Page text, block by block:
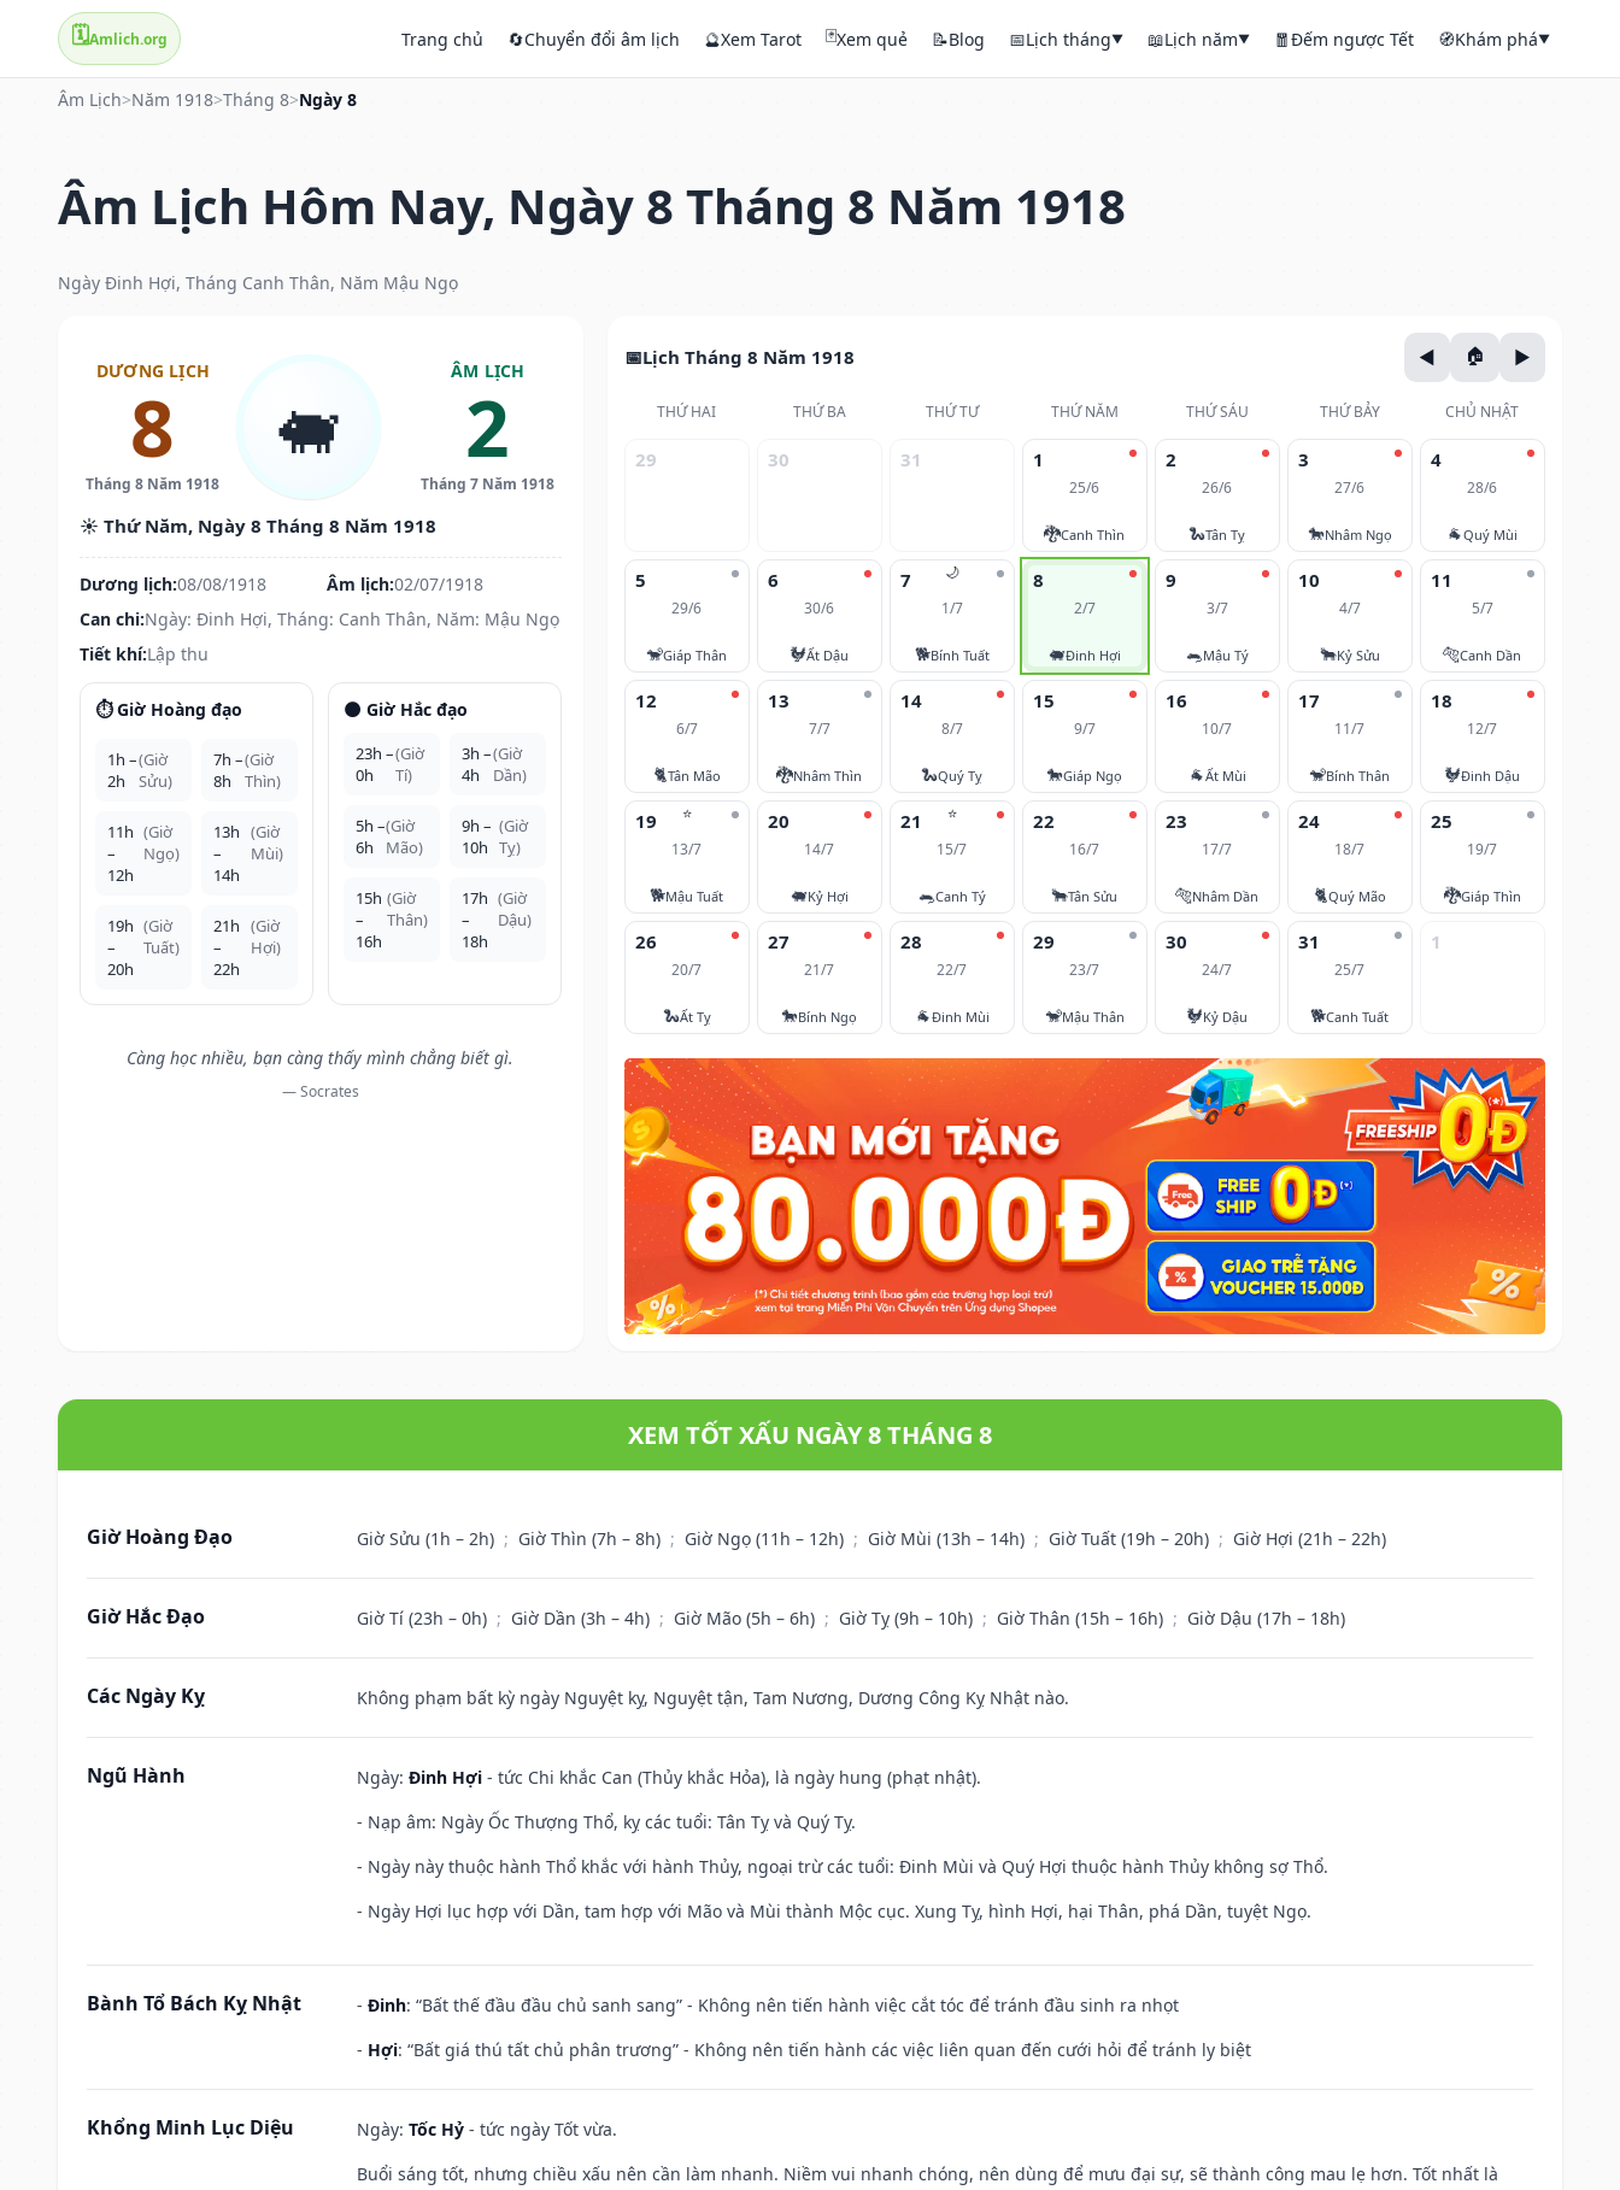
🗓️Amlich.org Trang chủ 🔄Chuyển đổi âm lịch 🔮Xem Tarot 🃏Xem quẻ 📝Blog 📅Lịch tháng▼ 📖Lịch năm▼ 🧧Đếm ngược Tết 🧭Khám phá▼
Âm Lịch>Năm 1918>Tháng 8>Ngày 8
Âm Lịch Hôm Nay, Ngày 8 Tháng 8 Năm 1918
Ngày Đinh Hợi, Tháng Canh Thân, Năm Mậu Ngọ
DƯƠNG LỊCH
8
Tháng 8 Năm 1918
🐖
ÂM LỊCH
2
Tháng 7 Năm 1918
☀️ Thứ Năm, Ngày 8 Tháng 8 Năm 1918
Dương lịch:08/08/1918 Âm lịch:02/07/1918
Can chi:Ngày: Đinh Hợi, Tháng: Canh Thân, Năm: Mậu Ngọ
Tiết khí:Lập thu
⏱️ Giờ Hoàng đạo
1h –
2h
(Giờ
Sửu)
7h –
8h
(Giờ
Thìn)
11h
–
12h
(Giờ
Ngọ)
13h
–
14h
(Giờ
Mùi)
19h
–
20h
(Giờ
Tuất)
21h
–
22h
(Giờ
Hợi)
🌑 Giờ Hắc đạo
23h –
0h
(Giờ
Tí)
3h –
4h
(Giờ
Dần)
5h –
6h
(Giờ
Mão)
9h –
10h
(Giờ
Tỵ)
15h
–
16h
(Giờ
Thân)
17h
–
18h
(Giờ
Dậu)
Càng học nhiều, bạn càng thấy mình chẳng biết gì.
— Socrates
Lịch Tháng 8 Năm 1918
THỨ HAI THỨ BA THỨ TƯ THỨ NĂM THỨ SÁU THỨ BẢY CHỦ NHẬT
29 30 31 1
25/6
🐉Canh Thìn
2
26/6
🐍Tân Tỵ
3
27/6
🐎Nhâm Ngọ
4
28/6
🐐Quý Mùi
5
29/6
🐒Giáp Thân
6
30/6
🐓Ất Dậu
🌙
7
1/7
🐕Bính Tuất
8
2/7
🐖Đinh Hợi
9
3/7
🐀Mậu Tý
10
4/7
🐂Kỷ Sửu
11
5/7
🐅Canh Dần
12
6/7
🐈Tân Mão
13
7/7
🐉Nhâm Thìn
14
8/7
🐍Quý Tỵ
15
9/7
🐎Giáp Ngọ
16
10/7
🐐Ất Mùi
17
11/7
🐒Bính Thân
18
12/7
🐓Đinh Dậu
⭐
19
13/7
🐕Mậu Tuất
20
14/7
🐖Kỷ Hợi
⭐
21
15/7
🐀Canh Tý
22
16/7
🐂Tân Sửu
23
17/7
🐅Nhâm Dần
24
18/7
🐈Quý Mão
25
19/7
🐉Giáp Thìn
26
20/7
🐍Ất Tỵ
27
21/7
🐎Bính Ngọ
28
22/7
🐐Đinh Mùi
29
23/7
🐒Mậu Thân
30
24/7
🐓Kỷ Dậu
31
25/7
🐕Canh Tuất
1
XEM TỐT XẤU NGÀY 8 THÁNG 8
Giờ Hoàng Đạo Giờ Sửu (1h – 2h) ; Giờ Thìn (7h – 8h) ; Giờ Ngọ (11h – 12h) ; Giờ Mùi (13h – 14h) ; Giờ Tuất (19h – 20h) ; Giờ Hợi (21h – 22h)
Giờ Hắc Đạo Giờ Tí (23h – 0h) ; Giờ Dần (3h – 4h) ; Giờ Mão (5h – 6h) ; Giờ Tỵ (9h – 10h) ; Giờ Thân (15h – 16h) ; Giờ Dậu (17h – 18h)
Các Ngày Kỵ Không phạm bất kỳ ngày Nguyệt kỵ, Nguyệt tận, Tam Nương, Dương Công Kỵ Nhật nào.
Ngũ Hành Ngày: Đinh Hợi - tức Chi khắc Can (Thủy khắc Hỏa), là ngày hung (phạt nhật).
- Nạp âm: Ngày Ốc Thượng Thổ, kỵ các tuổi: Tân Tỵ và Quý Tỵ.
- Ngày này thuộc hành Thổ khắc với hành Thủy, ngoại trừ các tuổi: Đinh Mùi và Quý Hợi thuộc hành Thủy không sợ Thổ.
- Ngày Hợi lục hợp với Dần, tam hợp với Mão và Mùi thành Mộc cục. Xung Tỵ, hình Hợi, hại Thân, phá Dần, tuyệt Ngọ.
Bành Tổ Bách Kỵ Nhật - Đinh: “Bất thế đầu đầu chủ sanh sang” - Không nên tiến hành việc cắt tóc để tránh đầu sinh ra nhọt
- Hợi: “Bất giá thú tất chủ phân trương” - Không nên tiến hành các việc liên quan đến cưới hỏi để tránh ly biệt
Khổng Minh Lục Diệu Ngày: Tốc Hỷ - tức ngày Tốt vừa.
Buổi sáng tốt, nhưng chiều xấu nên cần làm nhanh. Niềm vui nhanh chóng, nên dùng để mưu đại sự, sẽ thành công mau lẹ hơn. Tốt nhất là